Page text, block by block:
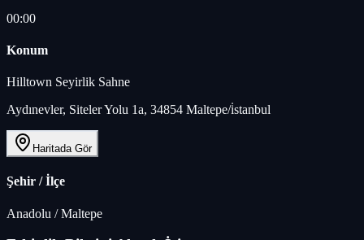
00:00
Konum
Hilltown Seyirlik Sahne
Aydınevler, Siteler Yolu 1a, 34854 Maltepe/i̇stanbul
Haritada Gör
Şehir / İlçe
Anadolu /Maltepe